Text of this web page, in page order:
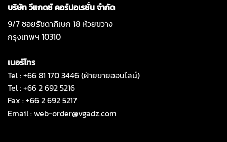
บริษัท วีแกดซ์ คอร์ปอเรชั่น จำกัด
9/7 ซอยรัชดาภิเษก 18 ห้วยขวาง
กรุงเทพฯ 10310
เบอร์โทร
Tel : +66 81 170 3446 (ฝ่ายขายออนไลน์)
Tel : +66 2 692 5216
Fax : +66 2 692 5217
Email :web-order@vgadz.com